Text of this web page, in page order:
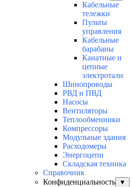
Кабельные
тележки
Пульты
управления
Кабельные
барабаны
Канатные и
цепные
электротали
Шинопроводы
РВД и ПВД
Насосы
Вентиляторы
Теплообменники
Компрессоры
Модульные здания
Расходомеры
Энергоцепи
Складская техника
Справочник
Конфиденциальность
▼